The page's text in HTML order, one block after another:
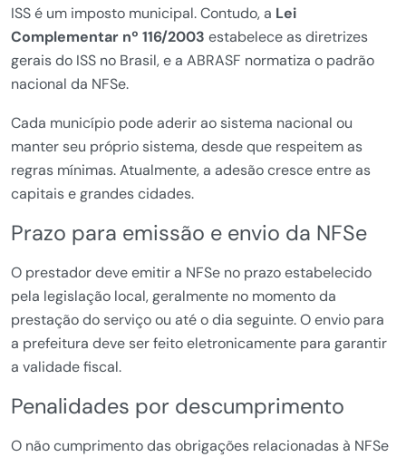
ISS é um imposto municipal. Contudo, a Lei
Complementar nº 116/2003 estabelece as diretrizes
gerais do ISS no Brasil, e a ABRASF normatiza o padrão
nacional da NFSe.
Cada município pode aderir ao sistema nacional ou
manter seu próprio sistema, desde que respeitem as
regras mínimas. Atualmente, a adesão cresce entre as
capitais e grandes cidades.
Prazo para emissão e envio da NFSe
O prestador deve emitir a NFSe no prazo estabelecido
pela legislação local, geralmente no momento da
prestação do serviço ou até o dia seguinte. O envio para
a prefeitura deve ser feito eletronicamente para garantir
a validade fiscal.
Penalidades por descumprimento
O não cumprimento das obrigações relacionadas à NFSe